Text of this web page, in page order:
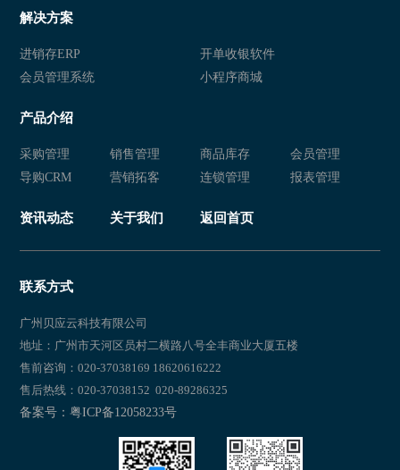
解决方案
进销存ERP
开单收银软件
会员管理系统
小程序商城
产品介绍
采购管理 销售管理 商品库存
会员管理
导购CRM
营销拓客 连锁管理 报表管理
资讯动态 关于我们 返回首页
联系方式
广州贝应云科技有限公司
地址：广州市天河区员村二横路八号全丰商业大厦五楼
售前咨询：020-37038169 18620616222
售后热线：020-37038152 020-89286325
备案号：粤ICP备12058233号